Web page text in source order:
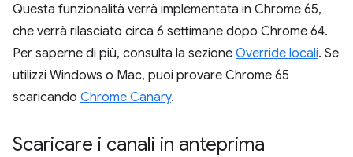
Questa funzionalità verrà implementata in Chrome 65,
che verrà rilasciato circa 6 settimane dopo Chrome 64.
Per saperne di più, consulta la sezione Override locali. Se
utilizzi Windows o Mac, puoi provare Chrome 65
scaricando Chrome Canary.
Scaricare i canali in anteprima